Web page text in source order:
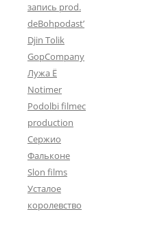
запись prod.
deBohpodast’
Djin Tolik
GopCompany
Лужа Ё
Notimer
Podolbi filmec
production
Сержио
Фальконе
Slon films
Усталое
королевство